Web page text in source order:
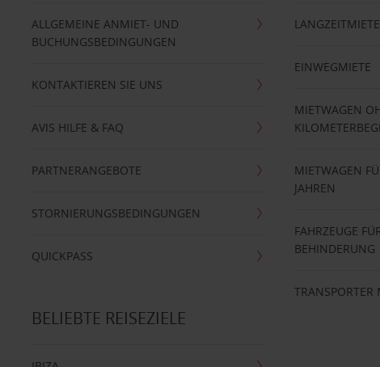
ALLGEMEINE ANMIET- UND
BUCHUNGSBEDINGUNGEN
KONTAKTIEREN SIE UNS
AVIS HILFE & FAQ
PARTNERANGEBOTE
STORNIERUNGSBEDINGUNGEN
QUICKPASS
LANGZEITMIETE
EINWEGMIETE
MIETWAGEN
MIETWAGEN
JAHREN
FAHRZEUGE
BEHINDERUNG
TRANSPORTER
BELIEBTE REISEZIELE